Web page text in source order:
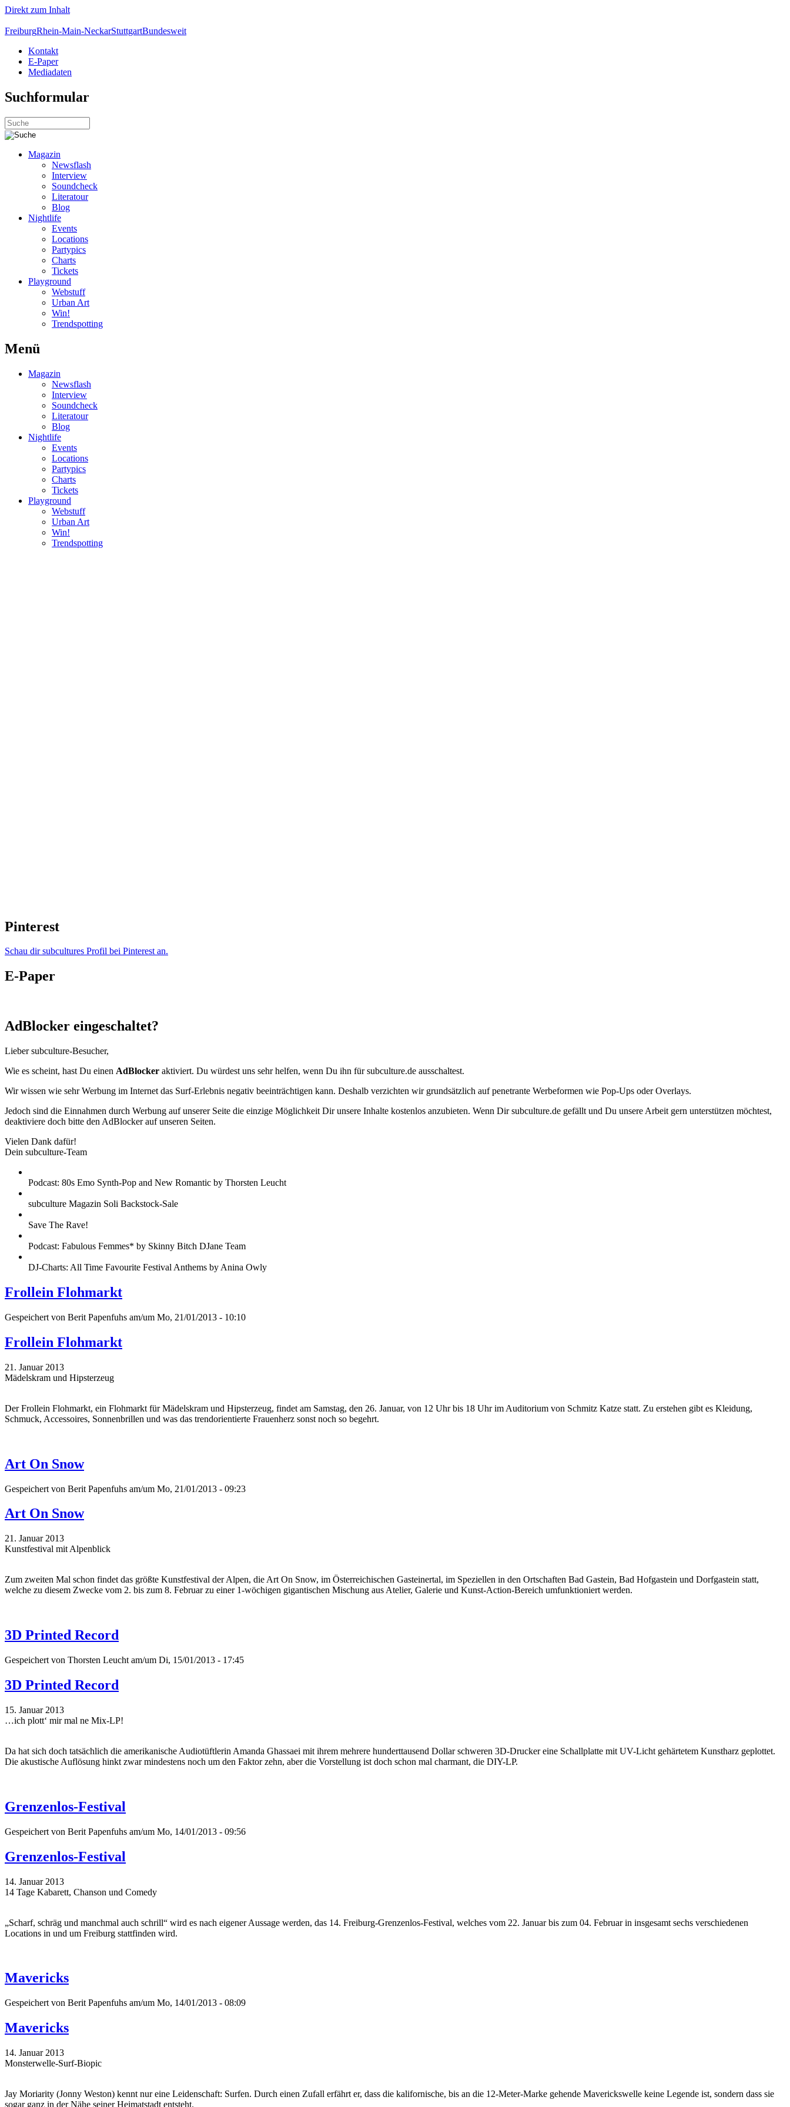
Direkt zum Inhalt
FreiburgRhein-Main-NeckarStuttgartBundesweit
Kontakt
E-Paper
Mediadaten
Suchformular
Magazin
Newsflash
Interview
Soundcheck
Literatour
Blog
Nightlife
Events
Locations
Partypics
Charts
Tickets
Playground
Webstuff
Urban Art
Win!
Trendspotting
Menü
Magazin
Newsflash
Interview
Soundcheck
Literatour
Blog
Nightlife
Events
Locations
Partypics
Charts
Tickets
Playground
Webstuff
Urban Art
Win!
Trendspotting
Pinterest
Schau dir subcultures Profil bei Pinterest an.
E-Paper
AdBlocker eingeschaltet?
Lieber subculture-Besucher,
Wie es scheint, hast Du einen AdBlocker aktiviert. Du würdest uns sehr helfen, wenn Du ihn für subculture.de ausschaltest.
Wir wissen wie sehr Werbung im Internet das Surf-Erlebnis negativ beeinträchtigen kann. Deshalb verzichten wir grundsätzlich auf penetrante Werbeformen wie Pop-Ups oder Overlays.
Jedoch sind die Einnahmen durch Werbung auf unserer Seite die einzige Möglichkeit Dir unsere Inhalte kostenlos anzubieten. Wenn Dir subculture.de gefällt und Du unsere Arbeit gern unterstützen möchtest,
deaktiviere doch bitte den AdBlocker auf unseren Seiten.
Vielen Dank dafür!
Dein subculture-Team
Podcast: 80s Emo Synth-Pop and New Romantic by Thorsten Leucht
subculture Magazin Soli Backstock-Sale
Save The Rave!
Podcast: Fabulous Femmes* by Skinny Bitch DJane Team
DJ-Charts: All Time Favourite Festival Anthems by Anina Owly
Frollein Flohmarkt
Gespeichert von Berit Papenfuhs am/um Mo, 21/01/2013 - 10:10
Frollein Flohmarkt
21. Januar 2013
Mädelskram und Hipsterzeug
Der Frollein Flohmarkt, ein Flohmarkt für Mädelskram und Hipsterzeug, findet am Samstag, den 26. Januar, von 12 Uhr bis 18 Uhr im Auditorium von Schmitz Katze statt. Zu erstehen gibt es Kleidung,
Schmuck, Accessoires, Sonnenbrillen und was das trendorientierte Frauenherz sonst noch so begehrt.
Art On Snow
Gespeichert von Berit Papenfuhs am/um Mo, 21/01/2013 - 09:23
Art On Snow
21. Januar 2013
Kunstfestival mit Alpenblick
Zum zweiten Mal schon findet das größte Kunstfestival der Alpen, die Art On Snow, im Österreichischen Gasteinertal, im Speziellen in den Ortschaften Bad Gastein, Bad Hofgastein und Dorfgastein statt,
welche zu diesem Zwecke vom 2. bis zum 8. Februar zu einer 1-wöchigen gigantischen Mischung aus Atelier, Galerie und Kunst-Action-Bereich umfunktioniert werden.
3D Printed Record
Gespeichert von Thorsten Leucht am/um Di, 15/01/2013 - 17:45
3D Printed Record
15. Januar 2013
…ich plott‘ mir mal ne Mix-LP!
Da hat sich doch tatsächlich die amerikanische Audiotüftlerin Amanda Ghassaei mit ihrem mehrere hunderttausend Dollar schweren 3D-Drucker eine Schallplatte mit UV-Licht gehärtetem Kunstharz geplottet.
Die akustische Auflösung hinkt zwar mindestens noch um den Faktor zehn, aber die Vorstellung ist doch schon mal charmant, die DIY-LP.
Grenzenlos-Festival
Gespeichert von Berit Papenfuhs am/um Mo, 14/01/2013 - 09:56
Grenzenlos-Festival
14. Januar 2013
14 Tage Kabarett, Chanson und Comedy
„Scharf, schräg und manchmal auch schrill“ wird es nach eigener Aussage werden, das 14. Freiburg-Grenzenlos-Festival, welches vom 22. Januar bis zum 04. Februar in insgesamt sechs verschiedenen
Locations in und um Freiburg stattfinden wird.
Mavericks
Gespeichert von Berit Papenfuhs am/um Mo, 14/01/2013 - 08:09
Mavericks
14. Januar 2013
Monsterwelle-Surf-Biopic
Jay Moriarity (Jonny Weston) kennt nur eine Leidenschaft: Surfen. Durch einen Zufall erfährt er, dass die kalifornische, bis an die 12-Meter-Marke gehende Maverickswelle keine Legende ist, sondern dass sie
sogar ganz in der Nähe seiner Heimatstadt entsteht.